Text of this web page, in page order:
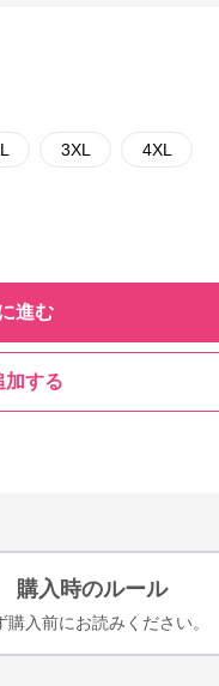
3XL 4XL
進む
加する
購入時のルール
購入前にお読みください。